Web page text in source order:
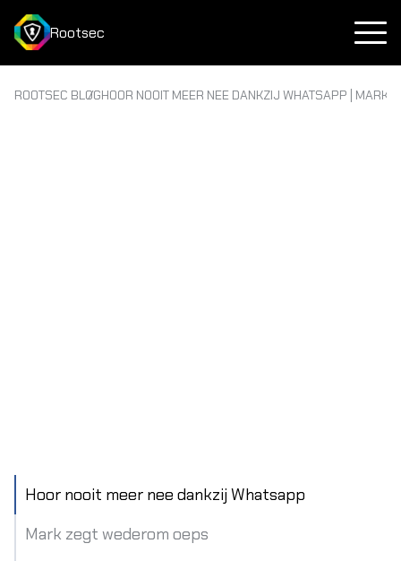
Rootsec
ROOTSEC BLOGHOOR NOOIT MEER NEE DANKZIJ WHATSAPP | MARK
Hoor nooit meer nee dankzij Whatsapp
Mark zegt wederom oeps